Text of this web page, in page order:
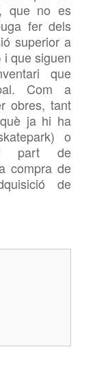
que no es
fer dels
superior a
i que siguen
que
Com a
obres, tant
ja hi ha
o
part de
compra de
de